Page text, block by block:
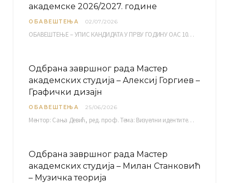
академске 2026/2027. године
ОБАВЕШТЕЊА 02/07/2026
ОБАВЕШТЕЊЕ – УПИС КАНДИДАТА У ПРВУ ГОДИНУ ОАС 10, 13, 14, 15. и…
Одбрана завршног рада Мастер
академских студија – Алексиј Горгиев –
Графички дизајн
ОБАВЕШТЕЊА 25/06/2026
Ментор: Сања Девић, ред. проф. Тема: Визуелни идентитет линије нутриционистичких производа Vita+: Од амбалаже до мултимедијалне комуникације Петак, 03. 07.…
Одбрана завршног рада Мастер
академских студија – Милан Станковић
– Музичка теорија